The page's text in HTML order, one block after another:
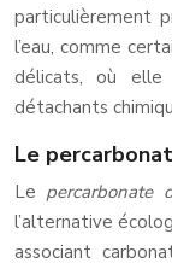
particulièrement
l’eau, comme
délicats, où elle
détachants
Le
Le percarbonate
l’alternative
associant